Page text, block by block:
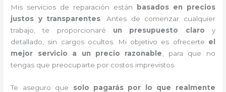
Mis servicios de reparación están
basados en precios
justos y transparentes . Antes de comenzar cualquier
trabajo, te proporcionaré un presupuesto claro y
detallado, sin cargos ocultos. Mi objetivo es ofrecerte el
mejor servicio a un precio razonable , para que no
tengas que preocuparte por costos imprevistos.
Te aseguro que solo pagarás por lo que realmente